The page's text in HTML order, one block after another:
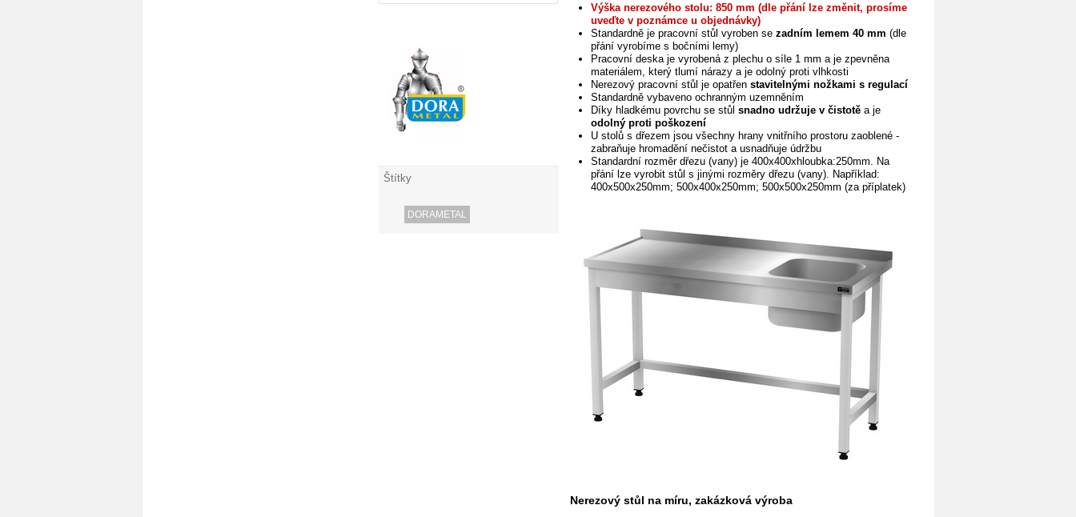
Štítky
DORAMETAL
Výška nerezového stolu: 850 mm (dle přání lze změnit, prosíme
uveďte v poznámceu objednávky)
Standardně je pracovní stůl vyroben se zadním lemem 40 mm (dle
přání vyrobíme s bočními lemy)
Pracovní deska je vyrobená z plechu o síle 1 mm a je zpevněna
materiálem, který tlumí nárazy a je odolný proti vlhkosti
Nerezový pracovní stůl je opatřen stavitelnými nožkami s regulací
Standardně vybaveno ochranným uzemněním
Díkyhladkému povrchu se stůl snadno udržuje v čistotěa je
odolný proti poškození
U stolů s dřezem jsou všechny hrany vnitřního prostoru zaoblené -
zabraňuje hromadění nečistot a usnadňujeúdržbu
Standardní rozměr dřezu (vany) je 400x400xhloubka:250mm. Na
přánílze vyrobit stůl s jinými rozměry dřezu (vany). Například:
400x500x250mm; 500x400x250mm; 500x500x250mm (za příplatek)
Nerezový stůl na míru, zakázková výroba